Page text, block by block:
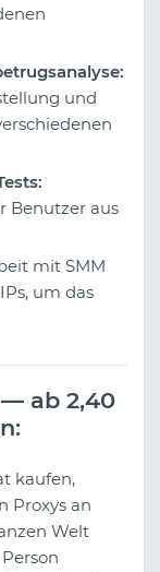
und
Benutzer aus
mit SMM
um das
ab 2,40
kaufen,
Proxys an
Welt